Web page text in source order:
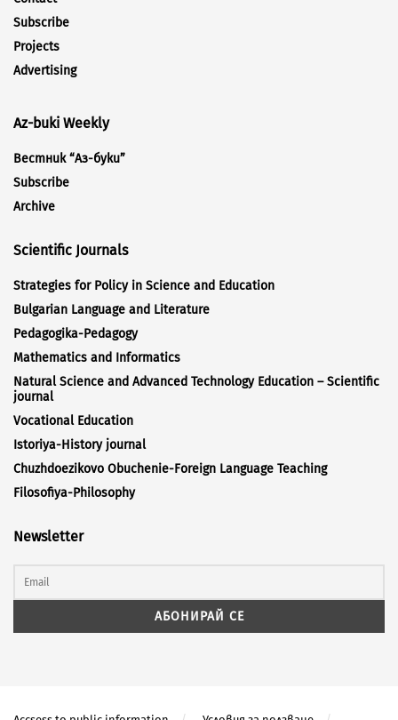
Subscribe
Projects
Advertising
Az-buki Weekly
Вестник “Аз-буки”
Subscribe
Archive
Scientific Journals
Strategies for Policy in Science and Education
Bulgarian Language and Literature
Pedagogika-Pedagogy
Mathematics and Informatics
Natural Science and Advanced Technology Education – Scientific
journal
Vocational Education
Istoriya-History journal
Chuzhdoezikovo Obuchenie-Foreign Language Teaching
Filosofiya-Philosophy
Newsletter